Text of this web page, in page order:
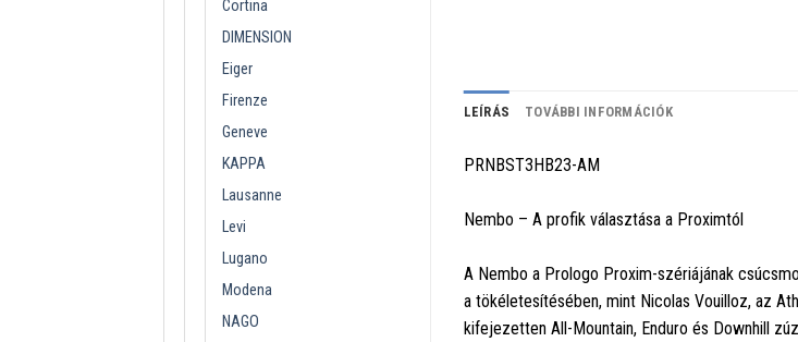
Cortina
DIMENSION
Eiger
Firenze
Geneve
KAPPA
Lausanne
Levi
Lugano
Modena
NAGO
LEÍRÁS TOVÁBBI INFORMÁCIÓK
PRNBST3HB23-AM
Nembo – A profik választása a Proximtól
A Nembo a Prologo Proxim-szériájának
a tökéletesítésében, mint Nicolas Vouilloz, az
kifejezetten All-Mountain, Enduro és Downhill